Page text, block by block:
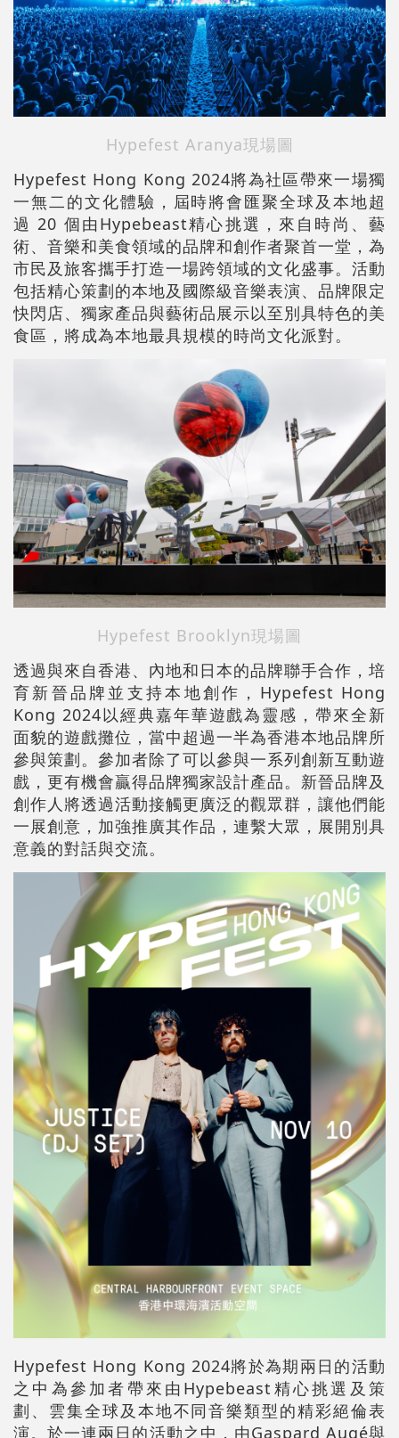
Hypefest Aranya現場圖
Hypefest Hong Kong 2024將為社區帶來一場獨
一無二的文化體驗，屆時將會匯聚全球及本地超
過 20 個由Hypebeast精心挑選，來自時尚、藝
術、音樂和美食領域的品牌和創作者聚首一堂，為
市民及旅客攜手打造一場跨領域的文化盛事。活動
包括精心策劃的本地及國際級音樂表演、品牌限定
快閃店、獨家產品與藝術品展示以至別具特色的美
食區，將成為本地最具規模的時尚文化派對。
Hypefest Brooklyn現場圖
透過與來自香港、內地和日本的品牌聯手合作，培
育新晉品牌並支持本地創作，Hypefest Hong
Kong 2024以經典嘉年華遊戲為靈感，帶來全新
面貌的遊戲攤位，當中超過一半為香港本地品牌所
參與策劃。參加者除了可以參與一系列創新互動遊
戲，更有機會贏得品牌獨家設計產品。新晉品牌及
創作人將透過活動接觸更廣泛的觀眾群，讓他們能
一展創意，加強推廣其作品，連繫大眾，展開別具
意義的對話與交流。
Hypefest Hong Kong 2024將於為期兩日的活動
之中為參加者帶來由Hypebeast精心挑選及策
劃、雲集全球及本地不同音樂類型的精彩絕倫表
演。於一連兩日的活動之中，由Gaspard Augé與